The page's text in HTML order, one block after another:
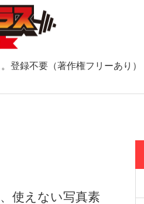
登録不要（著作権フリーあり）
使えない写真素